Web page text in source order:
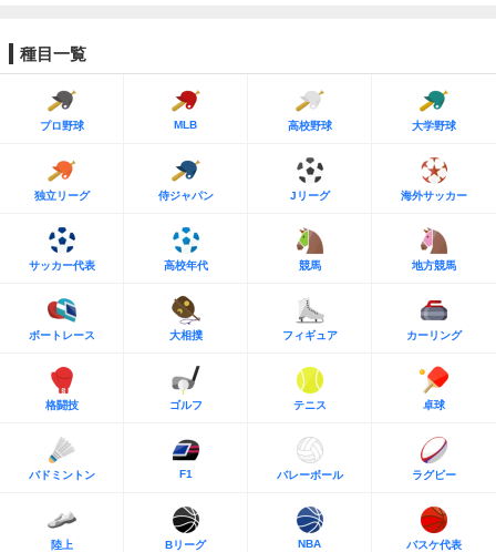
種目一覧
プロ野球 MLB 高校野球 大学野球
独立リーグ 侍ジャパン Jリーグ 海外サッカー
サッカー代表 高校年代 競馬 地方競馬
ボートレース 大相撲 フィギュア カーリング
格闘技 ゴルフ テニス 卓球
バドミントン F1 バレーボール ラグビー
陸上 Bリーグ NBA バスケ代表